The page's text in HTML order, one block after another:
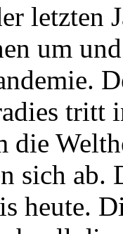
letzten
um
tritt
die
sich
heute.